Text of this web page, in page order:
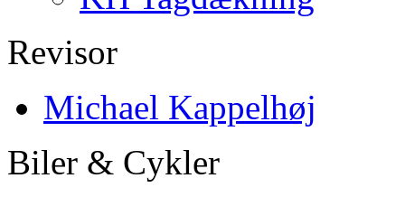
Revisor
Michael Kappelhøj
Biler & Cykler